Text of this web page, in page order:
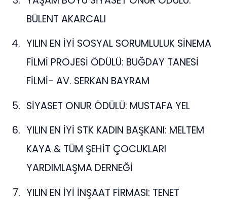
BÜLENT AKARCALI
YILIN EN İYİ SOSYAL SORUMLULUK SİNEMA
FİLMİ PROJESİ ÖDÜLÜ: BUĞDAY TANESİ
FİLMİ- AV. SERKAN BAYRAM
SİYASET ONUR ÖDÜLÜ: MUSTAFA YEL
YILIN EN İYİ STK KADIN BAŞKANI: MELTEM
KAYA & TÜM ŞEHİT ÇOCUKLARI
YARDIMLAŞMA DERNEĞİ
YILIN EN İYİ İNŞAAT FİRMASI: TENET